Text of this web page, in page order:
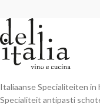
Italiaanse Specialiteiten
Specialiteit antipasti